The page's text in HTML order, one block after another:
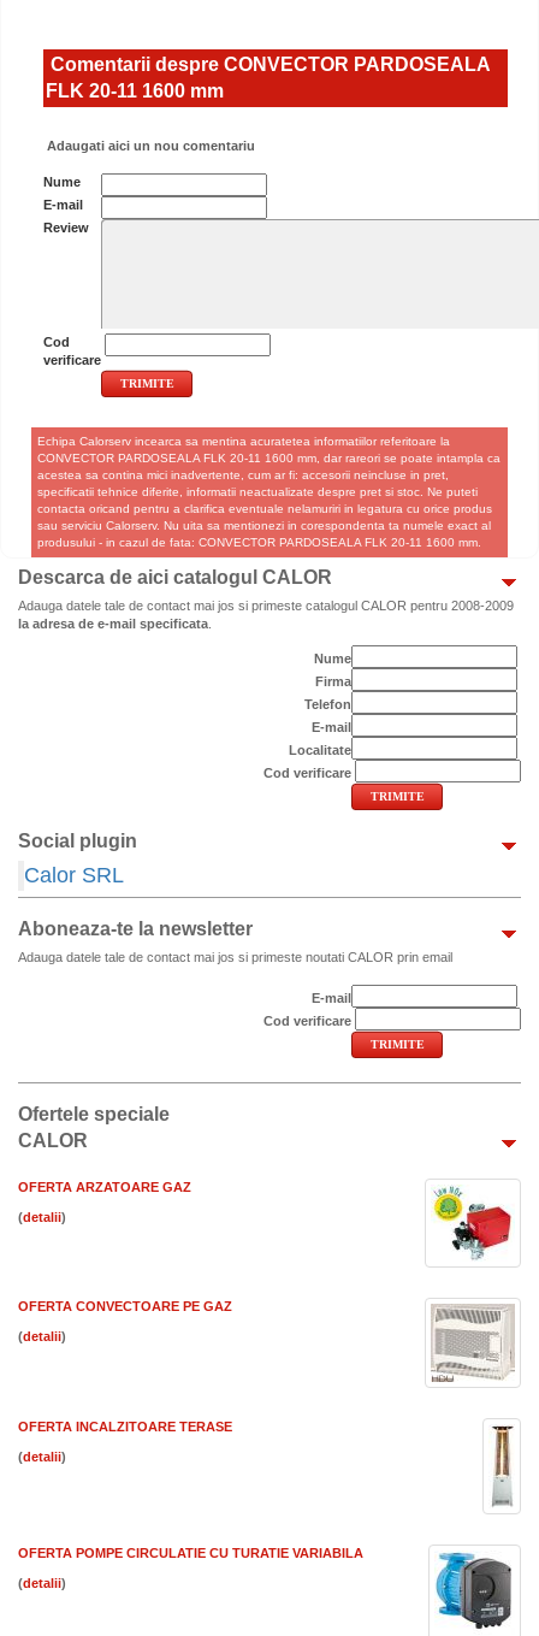
Comentarii despre CONVECTOR PARDOSEALA
FLK 20-11 1600 mm
Adaugati aici un nou comentariu
Nume
E-mail
Review
Cod
verificare
Echipa Calorserv incearca sa mentina acuratetea informatiilor referitoare la
CONVECTOR PARDOSEALA FLK 20-11 1600 mm, dar rareori se poate intampla ca
acestea sa contina mici inadvertente, cum ar fi: accesorii neincluse in pret,
specificatii tehnice diferite, informatii neactualizate despre pret si stoc. Ne puteti
contacta oricand pentru a clarifica eventuale nelamuriri in legatura cu orice produs
sau serviciu Calorserv. Nu uita sa mentionezi in corespondenta ta numele exact al
produsului - in cazul de fata: CONVECTOR PARDOSEALA FLK 20-11 1600 mm.
Descarca de aici catalogul CALOR
Adauga datele tale de contact mai jos si primeste catalogul CALOR pentru 2008-2009
la adresa de e-mail specificata
Nume
Firma
Telefon
E-mail
Localitate
Cod verificare
Social plugin
Calor SRL
Aboneaza-te la newsletter
Adauga datele tale de contact mai jos si primeste noutati CALOR prin email
E-mail
Cod verificare
Ofertele speciale
CALOR
OFERTA ARZATOARE GAZ
( )
OFERTA CONVECTOARE PE GAZ
( )
OFERTA INCALZITOARE TERASE
( )
OFERTA POMPE CIRCULATIE CU TURATIE VARIABILA
( )